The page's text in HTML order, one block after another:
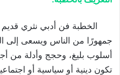
الخطبة فن أدبي نثري
جمهورًا من الناس ويسعى إلى
أسلوب بليغ، وحجج وأدلة من
تكون دينية أو سياسية أو